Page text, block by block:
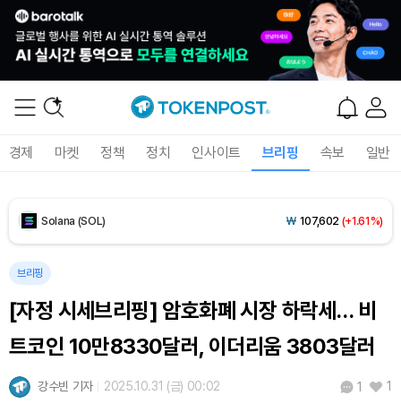
경제 마켓 정책 정치 인사이트 브리핑 속보 일반
Tether USDt (USDT) ₩1,407(-0.01%)
Solana (SOL) ₩ 107,602 (+1.61%)
TRON (TRX)
Hyperliquid (HYPE) ₩76,668 (-0.21%)
Dogecoin (DOGE) ₩98.83 (-0.23%)
브리핑
[자정 시세브리핑] 암호화폐 시장 하락세… 비
트코인 10만8330달러, 이더리움 3803달러
강수빈 기자 2025.10.31 (금) 00:02 1 1